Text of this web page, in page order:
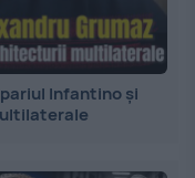
Infantino și